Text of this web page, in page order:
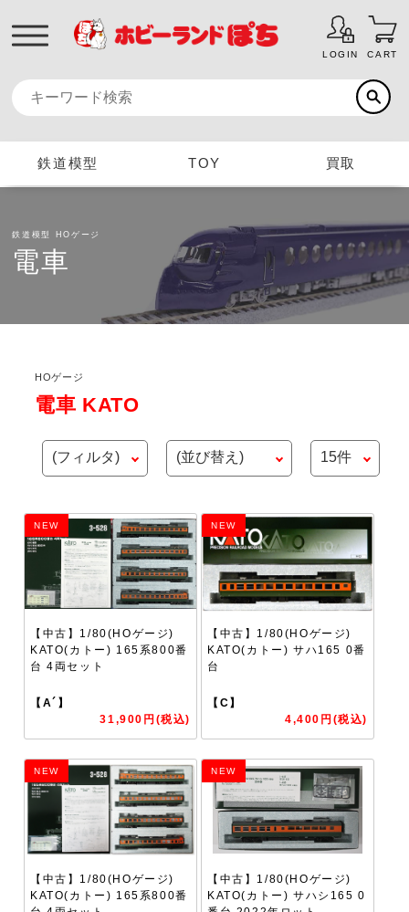
LOGIN CART
鉄道模型 TOY 買取
鉄道模型 HOゲージ
電車
HOゲージ
電車 KATO
NEW
【中古】1/80(HOゲージ)
KATO(カトー) 165系800番
台 4両セット
【A´】
31,900円(税込)
NEW
【中古】1/80(HOゲージ)
KATO(カトー) サハ165 0番
台
【C】
4,400円(税込)
NEW
【中古】1/80(HOゲージ)
KATO(カトー) 165系800番
NEW
【中古】1/80(HOゲージ)
KATO(カトー) サハシ165 0